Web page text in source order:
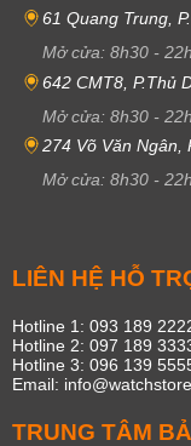
61 Quang Trung,
Mở cửa: 8h30 -
642 CMT8, P.Thủ
Mở cửa: 8h30 -
274 Võ Văn Ngân,
Mở cửa: 8h30 -
LIÊN HỆ HỖ
Hotline 1: 093 189
Hotline 2: 097 189
Hotline 3: 096 139
Email:
TRUNG TÂM